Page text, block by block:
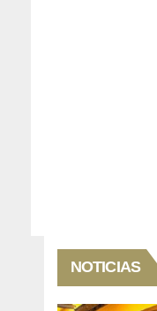
NOTICIAS